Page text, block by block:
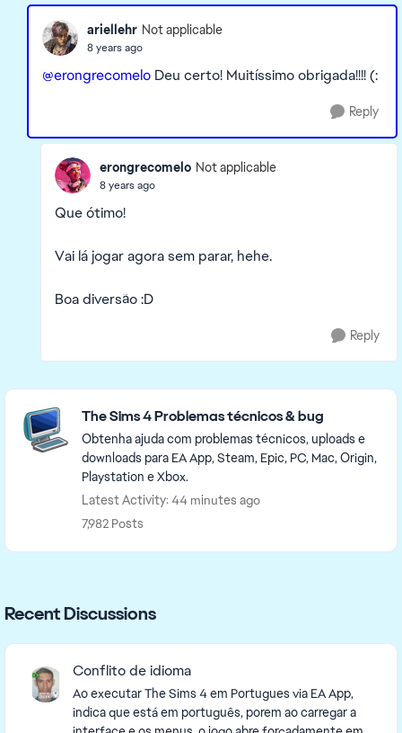
ariellehr Not applicable
8 years ago
@erongrecomelo Deu certo! Muitíssimo obrigada!!!! (:
Reply
erongrecomelo Not applicable
8 years ago
Que ótimo!
Vai lá jogar agora sem parar, hehe.
Boa diversão :D
Reply
Featured Places
The Sims 4 Problemas técnicos & bug
Obtenha ajuda com problemas técnicos, uploads e
downloads para EA App, Steam, Epic, PC, Mac, Origin,
Playstation e Xbox.
Latest Activity: 44 minutes ago
7,982 Posts
Recent Discussions
Conflito de idioma
Ao executar The Sims 4 em Portugues via EA App,
indica que está em português, porem ao carregar a